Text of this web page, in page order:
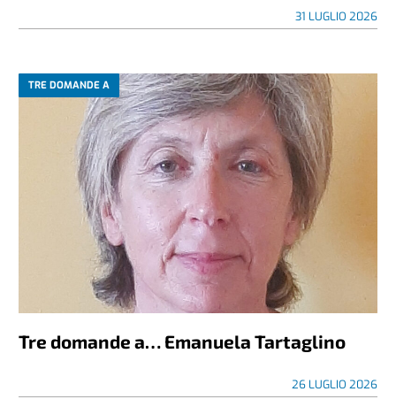
31 LUGLIO 2026
TRE DOMANDE A
Tre domande a… Emanuela Tartaglino
26 LUGLIO 2026